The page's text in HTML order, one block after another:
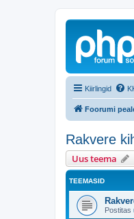
Kiirlingid
Foorumi
Rakvere
Uus teema
TEEMASID
Postitas